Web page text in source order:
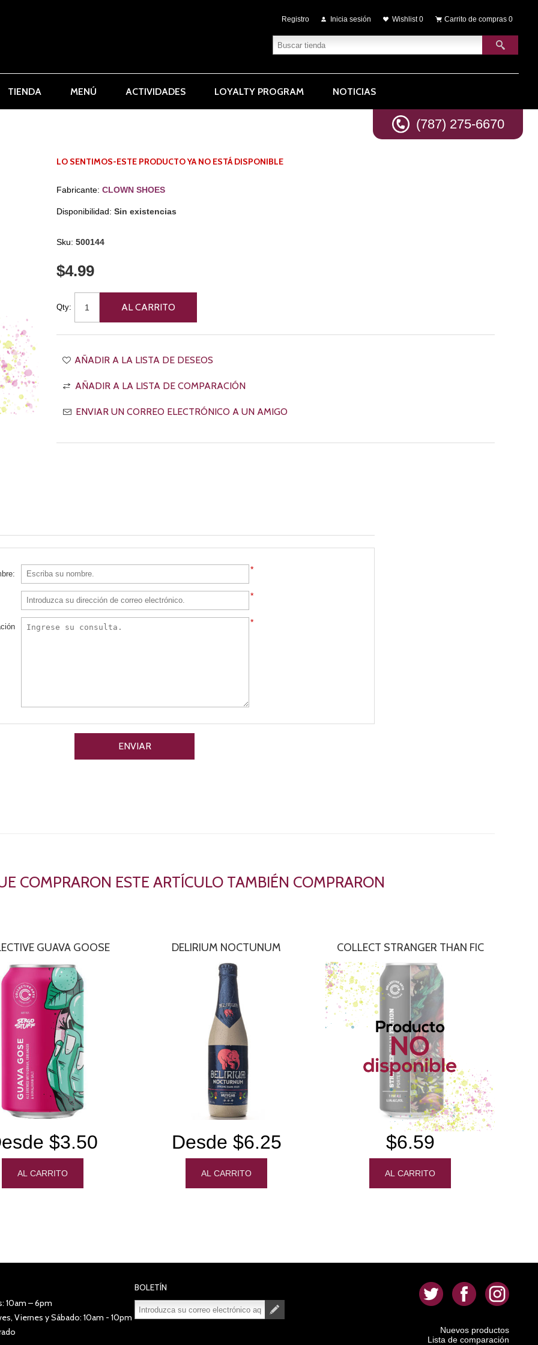
Registro Inicia sesión Wishlist 0 Carrito de compras 0
(787) 275-6670
TIENDA MENÚ ACTIVIDADES LOYALTY PROGRAM NOTICIAS
LO SENTIMOS-ESTE PRODUCTO YA NO ESTÁ DISPONIBLE
Fabricante: CLOWN SHOES
Disponibilidad: Sin existencias
Sku: 500144
$4.99
Qty:
*
*
*
COMPRARON ESTE ARTÍCULO TAMBIÉN COMPRARON
GUAVA GOOSE
$3.50
DELIRIUM NOCTUNUM
Desde $6.25
COLLECT STRANGER THAN FIC
$6.59
10am – 6pm
Viernes y Sábado: 10am - 10pm
BOLETÍN . . .
Nuevos productos
Lista de comparación